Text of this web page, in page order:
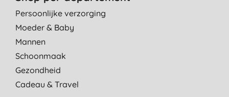
Persoonlijke verzorging
Moeder & Baby
Mannen
Schoonmaak
Gezondheid
Cadeau & Travel